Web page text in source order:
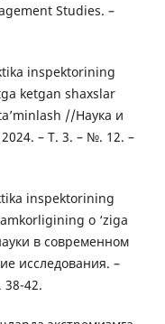
Studies. –
inspektorining
ketgan shaxslar
//Наука и
– Т. 3. – №. 12. –
inspektorining
o ‘ziga
в современном
исследования. –
38-42.